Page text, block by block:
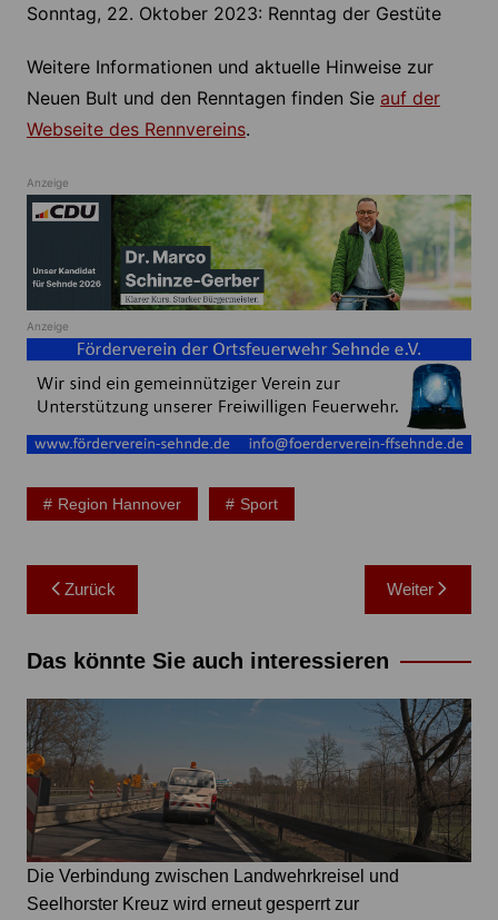
Sonntag, 22. Oktober 2023: Renntag der Gestüte
Weitere Informationen und aktuelle Hinweise zur
Neuen Bult und den Renntagen finden Sie auf der
Webseite des Rennvereins.
Anzeige
Anzeige
Region Hannover Sport
Beitragsnavigation
Zurück Weiter
Das könnte Sie auch interessieren
Die Verbindung zwischen Landwehrkreisel und
Seelhorster Kreuz wird erneut gesperrt zur